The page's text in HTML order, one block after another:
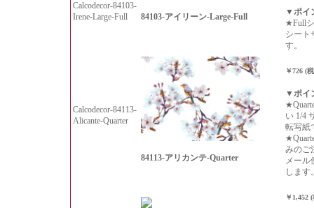
Calcodecor-84103-
Irene-Large-Full
84103-アイリーン-Large-Full
▼ポイ
★Full
シート
す。
Calcodecor-84113-
Alicante-Quarter
84113-アリカンテ-Quarter
￥726 (
▼ポイ
い 1/4
転写紙
みのご
メール
します
￥1,452